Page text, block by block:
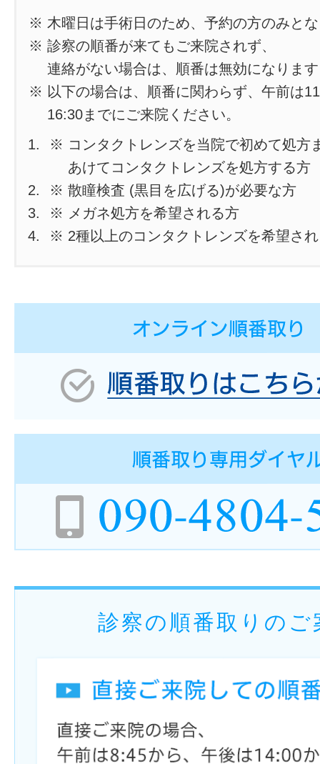
※ 木曜日は手術日のため、予約の方のみと
※ 診察の順番が来てもご来院されず、
連絡がない場合は、順番は無効になりま
※ 以下の場合は、順番に関わらず、午前は
16:30までにご来院ください。
※ コンタクトレンズを当院で初めて処方
あけてコンタクトレンズを処方する方
※ 散瞳検査 (黒目を広げる)が必要な方
※ メガネ処方を希望される方
※ 2種以上のコンタクトレンズを希望さ
診察の順番取りのご